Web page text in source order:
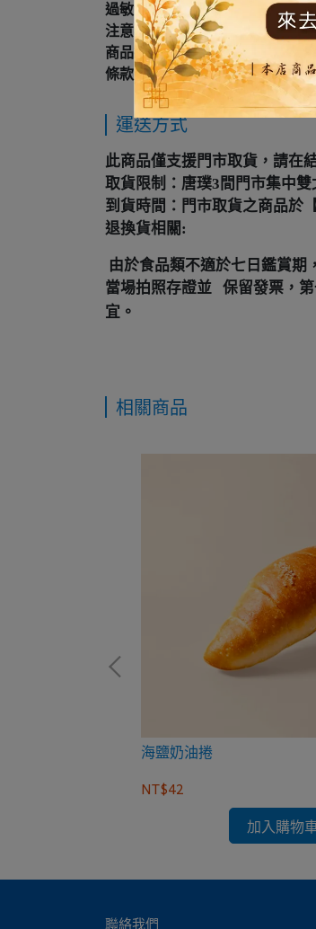
過敏源資訊 : 本產品含有牛奶、
注意事項 : 請避免置於高溫或日
商品投保 : 本公司已投保中國信
條款產生任何爭議，除法律另有
運送方式
此商品僅支援門市取貨，請在
取貨限制：唐璞3間門市集中
到貨時間：門市取貨之商品於
退換貨相關:
由於食品類不適於七日鑑賞期
當場拍照存證並 保留發票，
宜。
相關商品
海鹽奶油捲
NT$42
加入購物
聯絡我們